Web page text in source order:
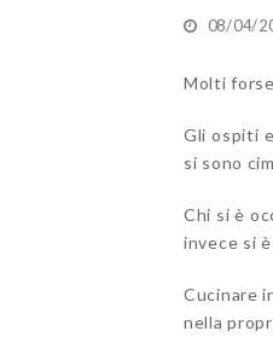
08/04/
Molti
Gli ospiti
si sono
Chi si è
invece si
Cucinare
nella